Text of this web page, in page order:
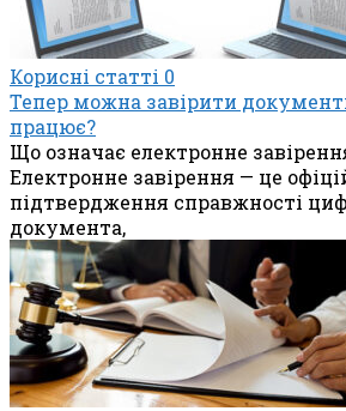
Корисні статті 0
Тепер можна завірити
працює?
Що означає електронне
Електронне завірення — це
підтвердження справжності
документа,